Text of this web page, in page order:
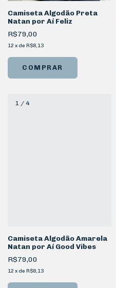
Camiseta Algodão Preta
Natan por Aí Feliz
R$79,00
12 x de R$8,13
COMPRAR
1 / 4
Camiseta Algodão Amarela
Natan por Aí Good Vibes
R$79,00
12 x de R$8,13